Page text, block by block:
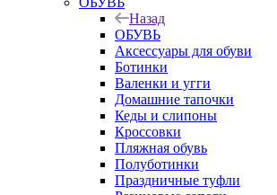
Назад
ОБУВЬ
Аксессуары для обуви
Ботинки
Валенки и угги
Домашние тапочки
Кеды и слипоны
Кроссовки
Пляжная обувь
Полуботинки
Праздничные туфли